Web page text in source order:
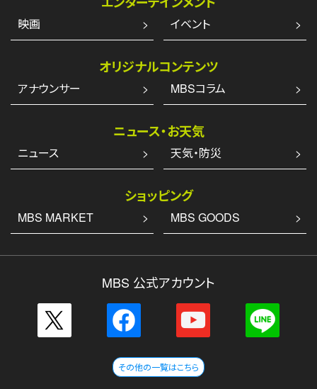
映画 イベント
オリジナルコンテンツ
アナウンサー MBSコラム
ニュース・お天気
ニュース 天気・防災
ショッピング
MBS MARKET MBS GOODS
MBS 公式アカウント
その他の一覧はこちら